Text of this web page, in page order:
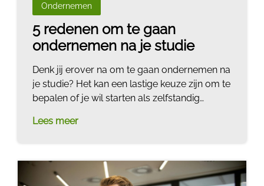
Ondernemen
5 redenen om te gaan
ondernemen na je studie
Denk jij erover na om te gaan ondernemen na
je studie? Het kan een lastige keuze zijn om te
bepalen of je wil starten als zelfstandig
lees je waarom na je studie juist hét perfecte
Lees meer